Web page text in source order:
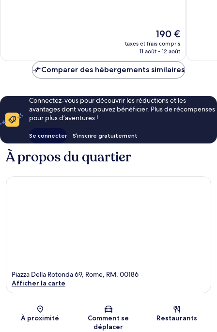
Le
nouveau
prix
de
190 €
taxes et frais compris
11 août - 12 août
Comparer des hébergements similaires
Connectez-vous pour découvrir les réductions et les
avantages dont vous pouvez bénéficier. Plus de récompenses
pour plus d’aventures !
Se connecter S’inscrire gratuitement
À propos du quartier
Carte
Piazza Della Rotonda 69, Rome, RM, 00186
Afficher la carte
À proximité
Comment se
déplacer
Restaurants